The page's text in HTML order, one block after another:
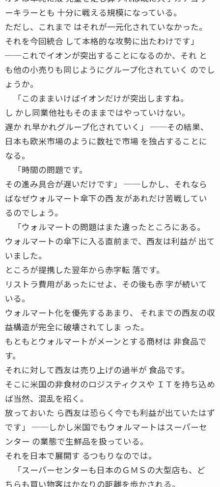
ーキラーとも 十分に戦える規模になっている。
ただし、これまで はそれが一元化されていなかった。
それを今回統合 して本格的な攻勢に出たわけです」
──これでイオンが突出することになるのか、それ と
も他の小売りも同じようにグループ化されていく のでし
ょうか。
「このままいけばイオンだけが突出しますね。
し かし同業他社もそのままではやっていけない。
遅か れ早かれグループ化されていく」 ──その結果、
日本も欧米市場のように数社で市場 を独占することに
なる。
「時間の問題です。
その進み具合が遅いだけです」 ──しかし、それなら
ばなぜウォルマート傘下の西 友があれだけ苦戦してい
るのでしょう。
「ウォルマートの問題はまた違ったところにある。
ウォルマートの傘下に入る直前まで、西友は利益が 出て
いました。
ところが提携した翌年から赤字転 落です。
リストラ費用があったにせよ、その後も赤 字が続いて
いる。
ウォルマート化を優先するあまり、 それまでの西友の収
益構造が完全に破壊されてしま った。
もともとウォルマートがメーンとする商材は 非食品で
す。
それに対して西友は売り上げの過半が 食品です。
そこに米国の非食材のロジスティクスや ＩＴを持ち込め
ば当然、混乱を招く。
放っておいた ら西友は恐らく今でも利益が出ていたはず
です」 ──しかし米国でもウォルマートはスーパーセ
ンター の業態で生鮮品を扱っている。
それを日本で展開す るつもりなのでは。
「スーパーセンターも日本のＧＭＳの大型店も、ど
ちらも買い物客はかなりの距離を歩かされる。